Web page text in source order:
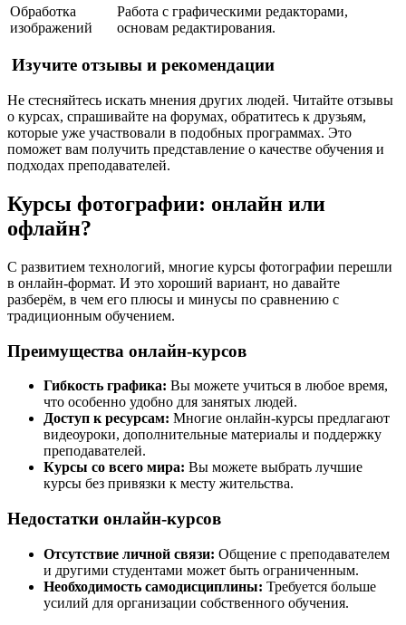
Обработка
изображений
Работа с графическими редакторами,
основам редактирования.
Изучите отзывы и рекомендации
Не стесняйтесь искать мнения других людей. Читайте отзывы
о курсах, спрашивайте на форумах, обратитесь к друзьям,
которые уже участвовали в подобных программах. Это
поможет вам получить представление о качестве обучения и
подходах преподавателей.
Курсы фотографии: онлайн или
офлайн?
С развитием технологий, многие курсы фотографии перешли
в онлайн-формат. И это хороший вариант, но давайте
разберём, в чем его плюсы и минусы по сравнению с
традиционным обучением.
Преимущества онлайн-курсов
Гибкость графика: Вы можете учиться в любое время,
что особенно удобно для занятых людей.
Доступ к ресурсам: Многие онлайн-курсы предлагают
видеоуроки, дополнительные материалы и поддержку
преподавателей.
Курсы со всего мира: Вы можете выбрать лучшие
курсы без привязки к месту жительства.
Недостатки онлайн-курсов
Отсутствие личной связи: Общение с преподавателем
и другими студентами может быть ограниченным.
Необходимость самодисциплины: Требуется больше
усилий для организации собственного обучения.